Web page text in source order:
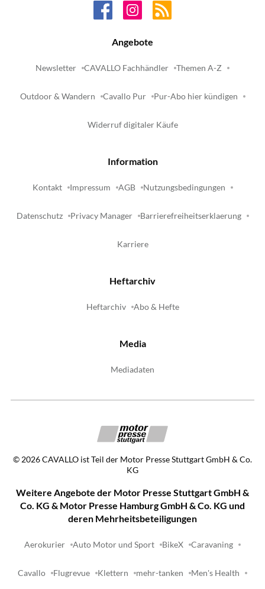
Angebote
Newsletter CAVALLO Fachhändler Themen A-Z
Outdoor & Wandern Cavallo Pur Pur-Abo hier kündigen
Widerruf digitaler Käufe
Information
Kontakt Impressum AGB Nutzungsbedingungen
Datenschutz Privacy Manager Barrierefreiheitserklaerung
Karriere
Heftarchiv
Heftarchiv Abo & Hefte
Media
Mediadaten
© 2026CAVALLO ist Teil der Motor Presse Stuttgart GmbH & Co.
KG
Weitere Angebote der Motor Presse Stuttgart GmbH &
Co. KG & Motor Presse Hamburg GmbH & Co. KG und
deren Mehrheitsbeteiligungen
Aerokurier Auto Motor und Sport BikeX Caravaning
Cavallo Flugrevue Klettern mehr-tanken Men's Health